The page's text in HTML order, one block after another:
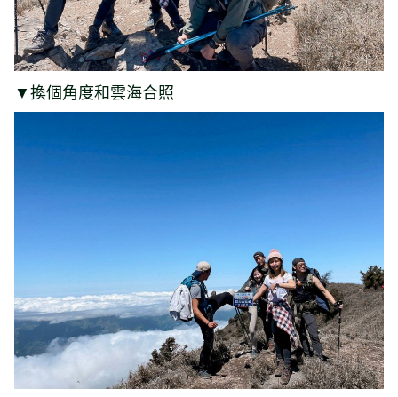
▼換個角度和雲海合照